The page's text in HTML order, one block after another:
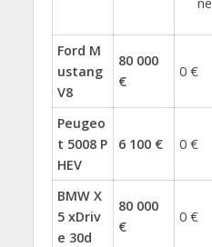
Ford M
ustang
V8
80 000
€
0 €
Peugeo
t 5008 P
HEV
6 100 € 0 €
BMW X
5 xDriv
e 30d
80 000
€
0 €